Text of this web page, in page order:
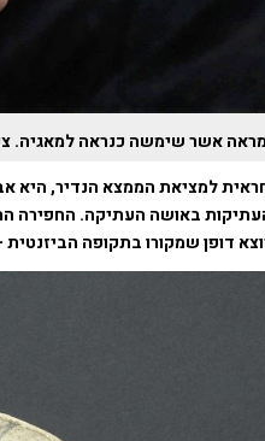
אשר שימשה כנראה למאגיה.
באושה העתיקה. החפירה
דופן שמקורו בתקופה הביזנטית –